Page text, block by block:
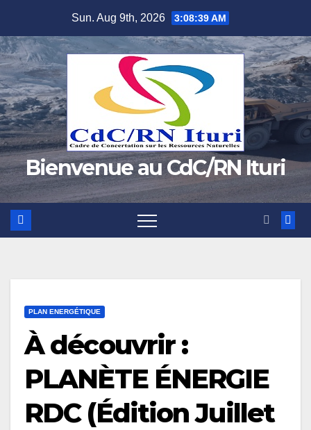
content
Sun. Aug 9th, 2026 3:08:40 AM
Bienvenue au CdC/RN Ituri
PLAN ENERGÉTIQUE
À découvrir :
PLANÈTE ÉNERGIE
RDC (Édition Juillet